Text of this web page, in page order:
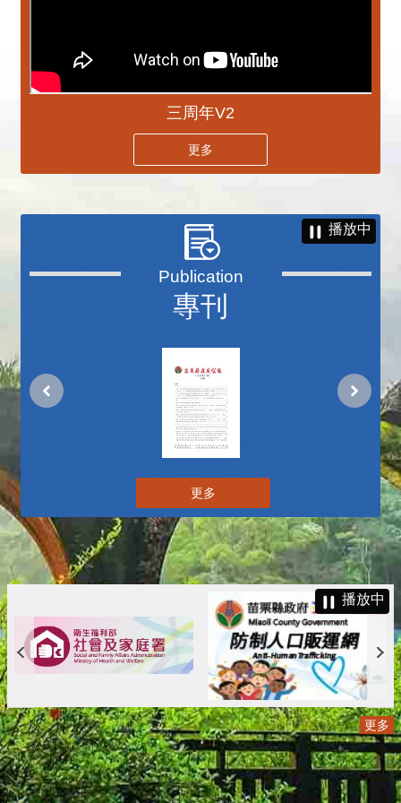
三周年V2
更多
專刊
播放中
更多
播放中
更多